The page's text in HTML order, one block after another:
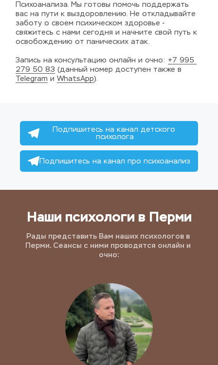
Психоанализа. Мы готовы помочь поддержать
вас на пути к выздоровлению. Не откладывайте
заботу о своем психическом здоровье -
свяжитесь с нами сегодня и начните свой путь к
освобождению от панических атак.
Запись на консультацию онлайн и очно: +7 995
279 50 83
Telegram и WhatsApp).
Подпишитесь на канал детского
психолога
Подпишитесь на канал про психоанализ
Наши психологи в Перми
Рады представить Вам наших психологов в
Перми. Сеансы с ними проводятся онлайн и
очно: